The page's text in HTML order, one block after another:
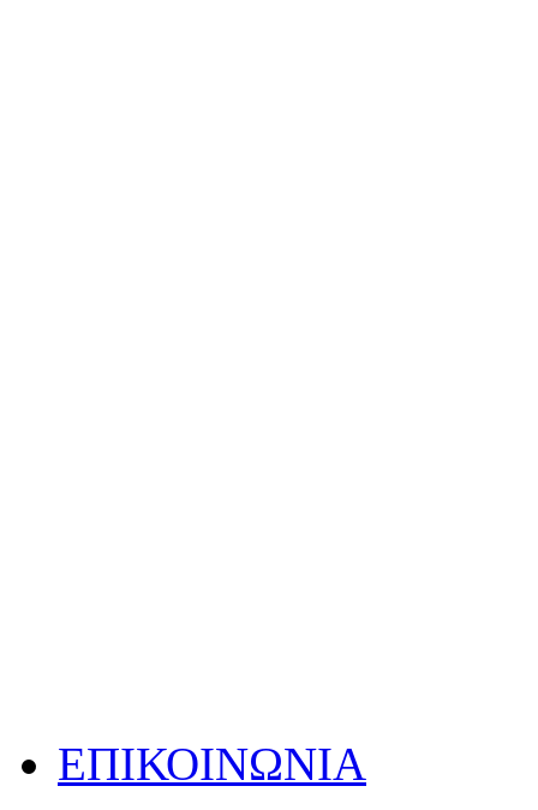
ΕΠΙΚΟΙΝΩΝΙΑ